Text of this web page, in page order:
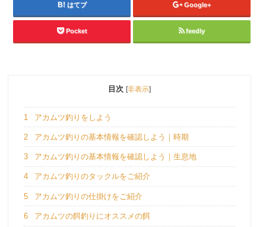
はてブ Google+
Pocket feedly
目次 [非表示]
1 アカムツ釣りをしよう
2 アカムツ釣りの基本情報を確認しよう｜時期
3 アカムツ釣りの基本情報を確認しよう｜生息地
4 アカムツ釣りのタックルをご紹介
5 アカムツ釣りの仕掛けをご紹介
6 アカムツの餌釣りにオススメの餌